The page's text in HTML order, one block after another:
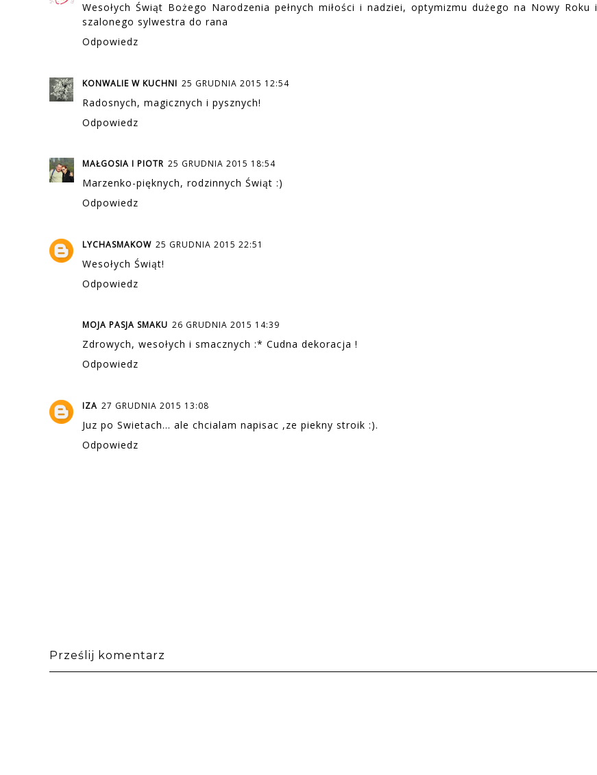
Wesołych Świąt Bożego Narodzenia pełnych miłości i nadziei, optymizmu dużego na Nowy Roku i
szalonego sylwestra do rana
Odpowiedz
KONWALIE W KUCHNI 25 GRUDNIA 2015 12:54
Radosnych, magicznych i pysznych!
Odpowiedz
MAŁGOSIA I PIOTR 25 GRUDNIA 2015 18:54
Marzenko-pięknych, rodzinnych Świąt :)
Odpowiedz
LYCHASMAKOW 25 GRUDNIA 2015 22:51
Wesołych Świąt!
Odpowiedz
MOJA PASJA SMAKU 26 GRUDNIA 2015 14:39
Zdrowych, wesołych i smacznych :* Cudna dekoracja !
Odpowiedz
IZA 27 GRUDNIA 2015 13:08
Juz po Swietach... ale chcialam napisac ,ze piekny stroik :).
Odpowiedz
Prześlij komentarz